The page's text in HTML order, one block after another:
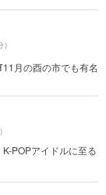
月の酉の市でも有名
POPアイドルに至る